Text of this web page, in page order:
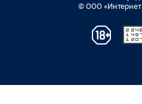
© ООО «Интернет